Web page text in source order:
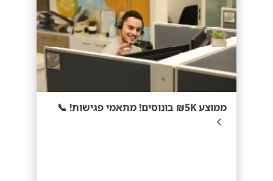
ממוצע 5K₪ בונוסים! מתאמי פגישות! 📞